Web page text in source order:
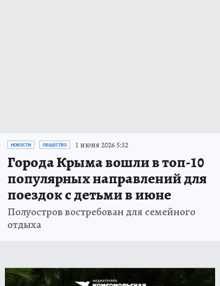
НОВОСТИ ОБЩЕСТВО 1 июня 2026 5:32
Города Крыма вошли в топ-10
популярных направлений для
поездок с детьми в июне
Полуостров востребован для семейного
отдыха